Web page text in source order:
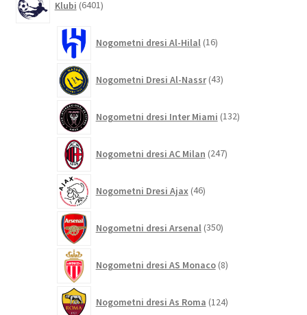
Klubi 6401izdelek
Nogometni dresi Al-Hilal 16izdelkov
Nogometni Dresi Al-Nassr 43izdelkov
Nogometni dresi Inter Miami 132izdelkov
Nogometni dresi AC Milan 247izdelkov
Nogometni Dresi Ajax 46izdelkov
Nogometni dresi Arsenal 350izdelkov
Nogometni dresi AS Monaco 8izdelkov
Nogometni dresi As Roma 124izdelkov